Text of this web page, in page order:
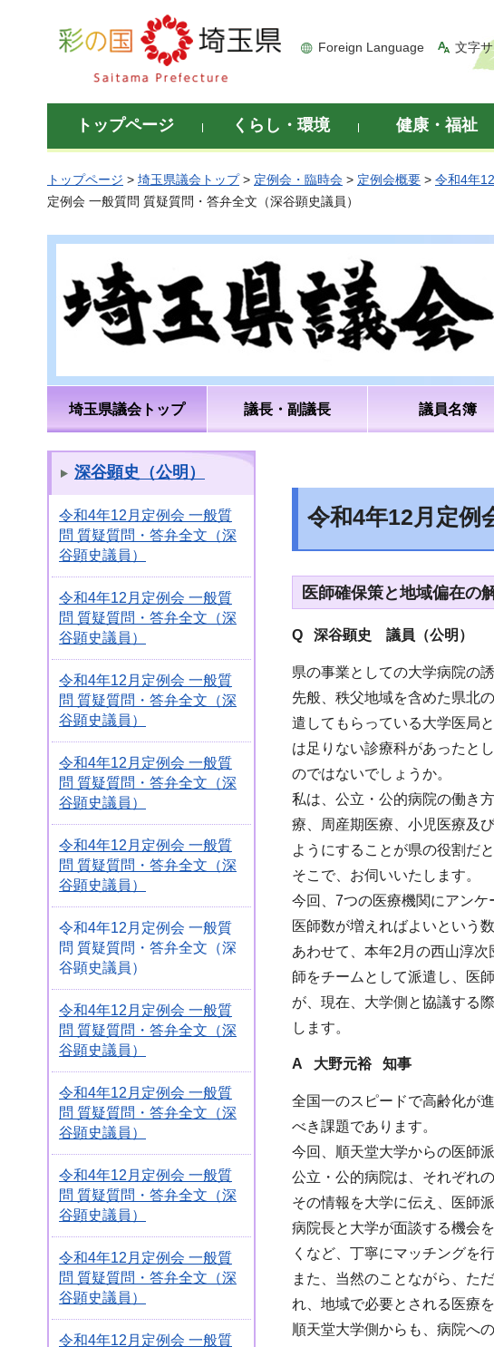
彩の国 埼玉県
Foreign Language 文字
トップページ くらし・環境 健康・福祉
トップページ > 埼玉県議会トップ> 定例会・臨時会 > 定例会概要 > 令和4年
定例会 一般質問 質疑質問・答弁全文（深谷顕史議員）
埼玉県議会トップ 議長・副議長 議員名簿
深谷顕史（公明）
令和4年12月定例会 一般質
問 質疑質問・答弁全文（深
谷顕史議員）
令和4年12月定例会 一般質
問 質疑質問・答弁全文（深
谷顕史議員）
令和4年12月定例会 一般質
問 質疑質問・答弁全文（深
谷顕史議員）
令和4年12月定例会 一般質
問 質疑質問・答弁全文（深
谷顕史議員）
令和4年12月定例会 一般質
問 質疑質問・答弁全文（深
谷顕史議員）
令和4年12月定例会 一般質
問 質疑質問・答弁全文（深
谷顕史議員）
令和4年12月定例会 一般質
問 質疑質問・答弁全文（深
谷顕史議員）
令和4年12月定例会 一般質
問 質疑質問・答弁全文（深
谷顕史議員）
令和4年12月定例会 一般質
問 質疑質問・答弁全文（深
谷顕史議員）
令和4年12月定例会 一般質
問 質疑質問・答弁全文（深
谷顕史議員）
令和4年12月定例会 一般質
令和4年12月定例
医師確保策と地域偏在の
Q 深谷顕史 議員（公明）
県の事業としての大学病院の
先般、秩父地域を含めた県北
遣してもらっている大学医局
は足りない診療科があったと
のではないでしょうか。
私は、公立・公的病院の働き
療、周産期医療、小児医療及
ようにすることが県の役割だと
そこで、お伺いいたします。
今回、7つの医療機関にアン
医師数が増えればよいという
あわせて、本年2月の西山淳
師をチームとして派遣し、医
が、現在、大学側と協議する
します。
A 大野元裕 知事
全国一のスピードで高齢化が
べき課題であります。
今回、順天堂大学からの医師
公立・公的病院は、それぞれ
その情報を大学に伝え、医師
病院長と大学が面談する機会
くなど、丁寧にマッチングを
また、当然のことながら、た
れ、地域で必要とされる医療
順天堂大学側からも、病院へ